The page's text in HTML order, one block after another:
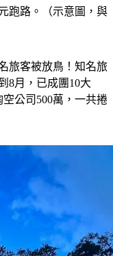
8月，已成團10大
公司500萬，一共捲